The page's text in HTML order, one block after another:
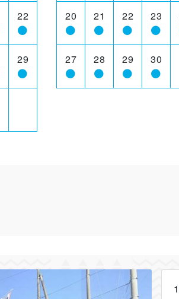
22
29
20 21 22 23
27 28 29 30